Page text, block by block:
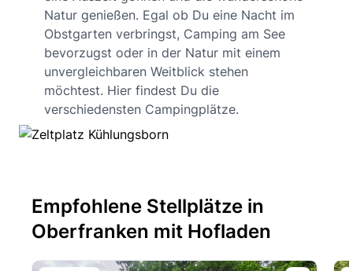
Natur genießen. Egal ob Du eine Nacht im
Obstgarten verbringst, Camping am See
bevorzugst oder in der Natur mit einem
unvergleichbaren Weitblick stehen
möchtest. Hier findest Du die
verschiedensten Campingplätze.
Empfohlene Stellplätze in
Oberfranken mit Hofladen